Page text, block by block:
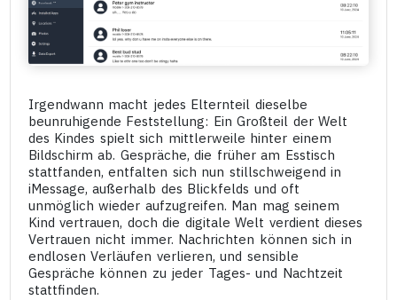
Irgendwann macht jedes Elternteil dieselbe
beunruhigende Feststellung: Ein Großteil der Welt
des Kindes spielt sich mittlerweile hinter einem
Bildschirm ab. Gespräche, die früher am Esstisch
stattfanden, entfalten sich nun stillschweigend in
iMessage, außerhalb des Blickfelds und oft
unmöglich wieder aufzugreifen. Man mag seinem
Kind vertrauen, doch die digitale Welt verdient dieses
Vertrauen nicht immer. Nachrichten können sich in
endlosen Verläufen verlieren, und sensible
Gespräche können zu jeder Tages- und Nachtzeit
stattfinden.